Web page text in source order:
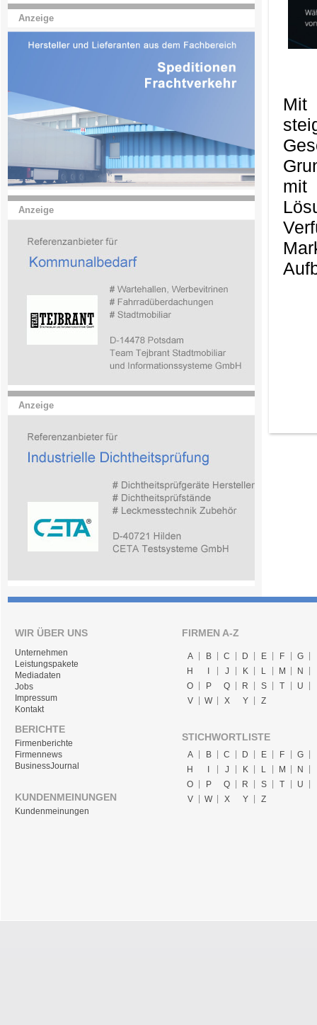
Anzeige
Anzeige
Anzeige
Mit
mit
WIR ÜBER UNS
Unternehmen
Leistungspakete
Mediadaten
Jobs
Impressum
Kontakt
BERICHTE
Firmenberichte
Firmennews
BusinessJournal
KUNDENMEINUNGEN
Kundenmeinungen
FIRMEN A-Z
A B C D E F
G
H
J K L M
N
O
P Q R S T
U
V
W X Y Z
STICHWORTLISTE
A B C D E F
G
H
I J K L M
N
O
P Q R S T
U
V
W X Y Z